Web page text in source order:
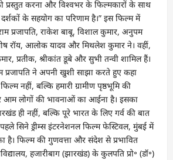
करना और विश्वभर के फिल्मकारों के साथ
के सहयोग का परिणाम है।” इस फिल्म में
प्रजापति, राकेश बाबू, विशाल कुमार, अनुपम
रॉय, आलोक यादव और मिथलेश कुमार ने। वहीं,
प्रतीक, श्रीकांत डूबे और सुभी तन्वी शामिल हैं।
ने अपनी खुशी साझा करते हुए कहा
नहीं, बल्कि हमारी ग्रामीण पृष्ठभूमि की
आम लोगों की भावनाओं का आईना है। इसका
ही नहीं, बल्कि पूरे भारत के लिए गर्व की बात
सिने ड्रीम्स इंटरनेशनल फिल्म फेस्टिवल, मुंबई में
है। फिल्म की गुणवत्ता और संदेश से प्रभावित
हजारीबाग (झारखंड) के कुलपति प्रो॰ (डॉ॰)